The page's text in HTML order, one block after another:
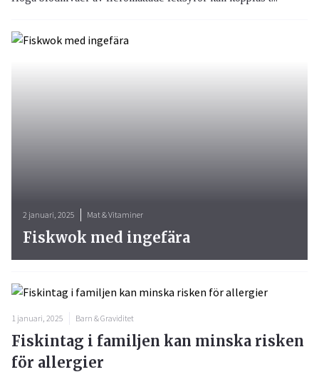
2 januari, 2025 Mat & Vitaminer
Fiskwok med ingefära
1 januari, 2025 Barn & Graviditet
Fiskintag i familjen kan minska risken
för allergier